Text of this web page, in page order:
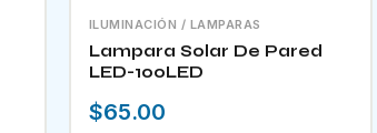
ILUMINACIÓN / LAMPARAS
Lampara Solar De Pared
LED-100LED
$65.00